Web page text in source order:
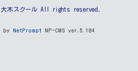
大木スクール All rights reserved.
by NetPromptNP-CMS ver.5.184